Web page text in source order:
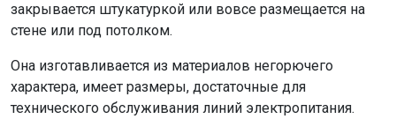
закрывается штукатуркой или вовсе размещается на
стене или под потолком.
Она изготавливается из материалов негорючего
характера, имеет размеры, достаточные для
технического обслуживания линий электропитания.